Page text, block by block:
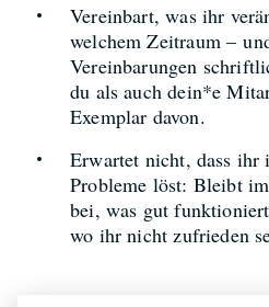
Vereinbart, was ihr
welchem Zeitraum –
Vereinbarungen
du als auch dein*e
Exemplar davon.
Erwartet nicht, dass
Probleme löst: Bleibt
bei, was gut
wo ihr nicht zufrieden